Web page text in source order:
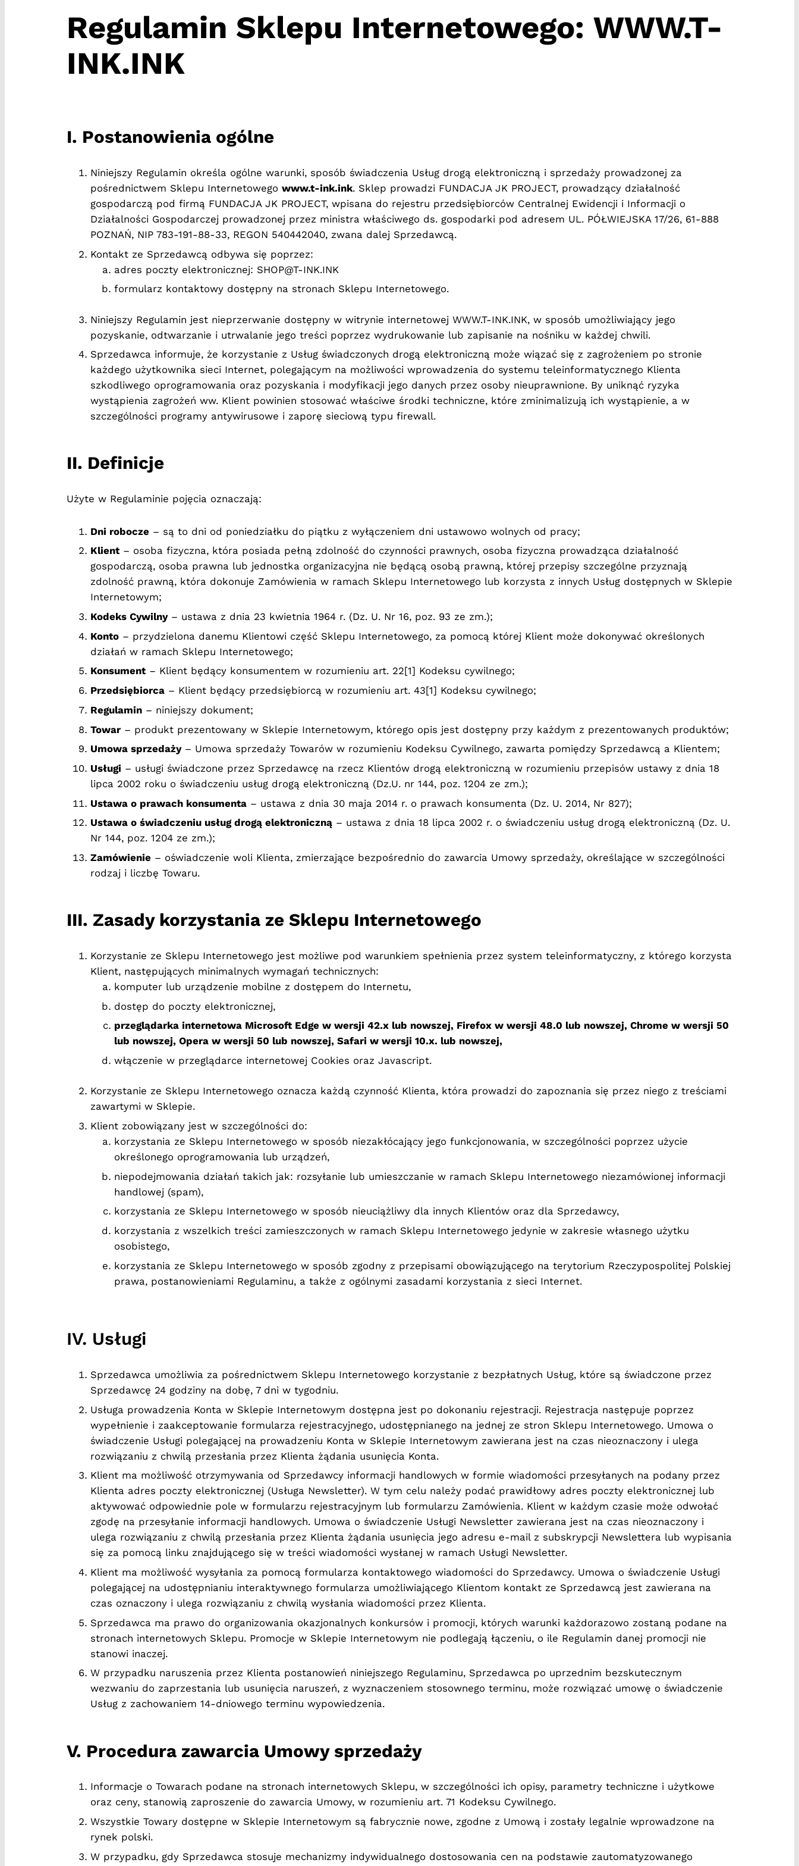
Regulamin Sklepu Internetowego: WWW.T-
INK.INK
I. Postanowienia ogólne
Niniejszy Regulamin określa ogólne warunki, sposób świadczenia Usług drogą elektroniczną i sprzedaży prowadzonej za
pośrednictwem Sklepu Internetowego www.t-ink.ink. Sklep prowadzi FUNDACJA JK PROJECT, prowadzący działalność
gospodarczą pod firmą FUNDACJA JK PROJECT, wpisana do rejestru przedsiębiorców Centralnej Ewidencji i Informacji o
Działalności Gospodarczej prowadzonej przez ministra właściwego ds. gospodarki pod adresem UL. PÓŁWIEJSKA 17/26, 61-888
POZNAŃ, NIP 783-191-88-33, REGON 540442040, zwana dalej Sprzedawcą.
Kontakt ze Sprzedawcą odbywa się poprzez:
adres poczty elektronicznej: SHOP@T-INK.INK
formularz kontaktowy dostępny na stronach Sklepu Internetowego.
Niniejszy Regulamin jest nieprzerwanie dostępny w witrynie internetowej WWW.T-INK.INK, w sposób umożliwiający jego
pozyskanie, odtwarzanie i utrwalanie jego treści poprzez wydrukowanie lub zapisanie na nośniku w każdej chwili.
Sprzedawca informuje, że korzystanie z Usług świadczonych drogą elektroniczną może wiązać się z zagrożeniem po stronie
każdego użytkownika sieci Internet, polegającym na możliwości wprowadzenia do systemu teleinformatycznego Klienta
szkodliwego oprogramowania oraz pozyskania i modyfikacji jego danych przez osoby nieuprawnione. By uniknąć ryzyka
wystąpienia zagrożeń ww. Klient powinien stosować właściwe środki techniczne, które zminimalizują ich wystąpienie, a w
szczególności programy antywirusowe i zaporę sieciową typu firewall.
II. Definicje
Użyte w Regulaminie pojęcia oznaczają:
Dni robocze – są to dni od poniedziałku do piątku z wyłączeniem dni ustawowo wolnych od pracy;
Klient – osoba fizyczna, która posiada pełną zdolność do czynności prawnych, osoba fizyczna prowadząca działalność
gospodarczą, osoba prawna lub jednostka organizacyjna nie będącą osobą prawną, której przepisy szczególne przyznają
zdolność prawną, która dokonuje Zamówienia w ramach Sklepu Internetowego lub korzysta z innych Usług dostępnych w Sklepie
Internetowym;
Kodeks Cywilny– ustawa z dnia 23 kwietnia 1964 r. (Dz. U. Nr 16, poz. 93 ze zm.);
Konto – przydzielona danemu Klientowi część Sklepu Internetowego, za pomocą której Klient może dokonywać określonych
działań w ramach Sklepu Internetowego;
Konsument – Klient będący konsumentem w rozumieniu art. 22[1] Kodeksu cywilnego;
Przedsiębiorca – Klient będący przedsiębiorcą w rozumieniu art. 43[1] Kodeksu cywilnego;
Regulamin – niniejszy dokument;
Towar – produkt prezentowany w Sklepie Internetowym, którego opis jest dostępny przy każdym z prezentowanych produktów;
Umowa sprzedaży– Umowa sprzedaży Towarów w rozumieniu Kodeksu Cywilnego, zawarta pomiędzy Sprzedawcą a Klientem;
Usługi – usługi świadczone przez Sprzedawcę na rzecz Klientów drogą elektroniczną w rozumieniu przepisów ustawy z dnia 18
lipca 2002 roku o świadczeniu usług drogą elektroniczną (Dz.U. nr 144, poz. 1204 ze zm.);
Ustawa o prawach konsumenta – ustawa z dnia 30 maja 2014 r. o prawach konsumenta (Dz. U. 2014, Nr 827);
Ustawa o świadczeniu usług drogą elektroniczną – ustawa z dnia 18 lipca 2002 r. o świadczeniu usług drogą elektroniczną (Dz. U.
Nr 144, poz. 1204 ze zm.);
Zamówienie – oświadczenie woli Klienta, zmierzające bezpośrednio do zawarcia Umowy sprzedaży, określające w szczególności
rodzaj i liczbę Towaru.
III. Zasady korzystania ze Sklepu Internetowego
Korzystanie ze Sklepu Internetowego jest możliwe pod warunkiem spełnienia przez system teleinformatyczny, z którego korzysta
Klient, następujących minimalnych wymagań technicznych:
komputer lub urządzenie mobilne z dostępem do Internetu,
dostęp do poczty elektronicznej,
przeglądarka internetowa Microsoft Edge w wersji 42.x lub nowszej, Firefox w wersji 48.0 lub nowszej, Chrome w wersji 50
lub nowszej, Opera w wersji 50 lub nowszej, Safari w wersji 10.x. lub nowszej,
włączenie w przeglądarce internetowej Cookies oraz Javascript.
Korzystanie ze Sklepu Internetowego oznacza każdą czynność Klienta, która prowadzi do zapoznania się przez niego z treściami
zawartymi w Sklepie.
Klient zobowiązany jest w szczególności do:
korzystania ze Sklepu Internetowego w sposób niezakłócający jego funkcjonowania, w szczególności poprzez użycie
określonego oprogramowania lub urządzeń,
niepodejmowania działań takich jak: rozsyłanie lub umieszczanie w ramach Sklepu Internetowego niezamówionej informacji
handlowej (spam),
korzystania ze Sklepu Internetowego w sposób nieuciążliwy dla innych Klientów oraz dla Sprzedawcy,
korzystania z wszelkich treści zamieszczonych w ramach Sklepu Internetowego jedynie w zakresie własnego użytku
osobistego,
korzystania ze Sklepu Internetowego w sposób zgodny z przepisami obowiązującego na terytorium Rzeczypospolitej Polskiej
prawa, postanowieniami Regulaminu, a także z ogólnymi zasadami korzystania z sieci Internet.
IV. Usługi
Sprzedawca umożliwia za pośrednictwem Sklepu Internetowego korzystanie z bezpłatnych Usług, które są świadczone przez
Sprzedawcę 24 godziny na dobę, 7 dni w tygodniu.
Usługa prowadzenia Konta w Sklepie Internetowym dostępna jest po dokonaniu rejestracji. Rejestracja następuje poprzez
wypełnienie i zaakceptowanie formularza rejestracyjnego, udostępnianego na jednej ze stron Sklepu Internetowego. Umowa o
świadczenie Usługi polegającej na prowadzeniu Konta w Sklepie Internetowym zawierana jest na czas nieoznaczony i ulega
rozwiązaniu z chwilą przesłania przez Klienta żądania usunięcia Konta.
Klient ma możliwość otrzymywania od Sprzedawcy informacji handlowych w formie wiadomości przesyłanych na podany przez
Klienta adres poczty elektronicznej (Usługa Newsletter). W tym celu należy podać prawidłowy adres poczty elektronicznej lub
aktywować odpowiednie pole w formularzu rejestracyjnym lub formularzu Zamówienia. Klient w każdym czasie może odwołać
zgodę na przesyłanie informacji handlowych. Umowa o świadczenie Usługi Newsletter zawierana jest na czas nieoznaczony i
ulega rozwiązaniu z chwilą przesłania przez Klienta żądania usunięcia jego adresu e-mail z subskrypcji Newslettera lub wypisania
się za pomocą linku znajdującego się w treści wiadomości wysłanej w ramach Usługi Newsletter.
Klient ma możliwość wysyłania za pomocą formularza kontaktowego wiadomości do Sprzedawcy. Umowa o świadczenie Usługi
polegającej na udostępnianiu interaktywnego formularza umożliwiającego Klientom kontakt ze Sprzedawcą jest zawierana na
czas oznaczony i ulega rozwiązaniu z chwilą wysłania wiadomości przez Klienta.
Sprzedawca ma prawo do organizowania okazjonalnych konkursów i promocji, których warunki każdorazowo zostaną podane na
stronach internetowych Sklepu. Promocje w Sklepie Internetowym nie podlegają łączeniu, o ile Regulamin danej promocji nie
stanowi inaczej.
W przypadku naruszenia przez Klienta postanowień niniejszego Regulaminu, Sprzedawca po uprzednim bezskutecznym
wezwaniu do zaprzestania lub usunięcia naruszeń, z wyznaczeniem stosownego terminu, może rozwiązać umowę o świadczenie
Usług z zachowaniem 14-dniowego terminu wypowiedzenia.
V. Procedura zawarcia Umowy sprzedaży
Informacje o Towarach podane na stronach internetowych Sklepu, w szczególności ich opisy, parametry techniczne i użytkowe
oraz ceny, stanowią zaproszenie do zawarcia Umowy, w rozumieniu art. 71 Kodeksu Cywilnego.
Wszystkie Towary dostępne w Sklepie Internetowym są fabrycznie nowe, zgodne z Umową i zostały legalnie wprowadzone na
rynek polski.
W przypadku, gdy Sprzedawca stosuje mechanizmy indywidualnego dostosowania cen na podstawie zautomatyzowanego